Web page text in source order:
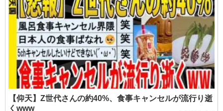
【仰天】Z世代さんの約40%、食事キャンセルが流行り逝
くwww